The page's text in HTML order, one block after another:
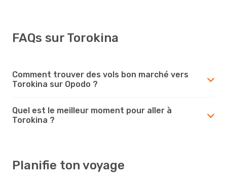
FAQs sur Torokina
Comment trouver des vols bon marché vers
Torokina sur Opodo ?
Quel est le meilleur moment pour aller à
Torokina ?
Planifie ton voyage